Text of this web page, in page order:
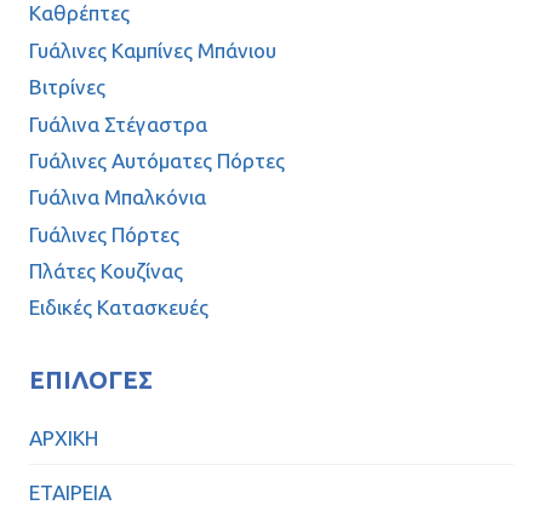
Καθρέπτες
Γυάλινες Καμπίνες Μπάνιου
Βιτρίνες
Γυάλινα Στέγαστρα
Γυάλινες Αυτόματες Πόρτες
Γυάλινα Μπαλκόνια
Γυάλινες Πόρτες
Πλάτες Κουζίνας
Ειδικές Κατασκευές
ΕΠΙΛΟΓΈΣ
ΑΡΧΙΚΗ
ΕΤΑΙΡΕΙΑ